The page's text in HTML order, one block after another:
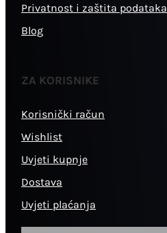
Privatnost i zaštita podataka
Blog
ZA KORISNIKE
Korisnički račun
Wishlist
Uvjeti kupnje
Dostava
Uvjeti plaćanja